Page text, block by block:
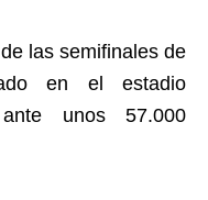
las semifinales de
en el estadio
unos 57.000